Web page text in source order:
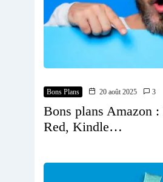
Bons Plans 20 août 2025 3
Bons plans Amazon
Red, Kindle…